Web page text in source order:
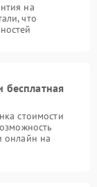
на
что
бесплатная
стоимости
онлайн на